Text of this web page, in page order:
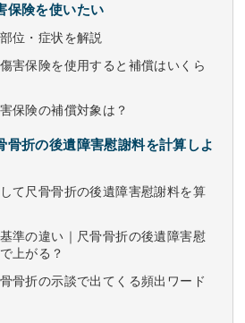
保険を使いたい
位・症状を解説
害保険を使用すると補償はいくら
保険の補償対象は？
骨折の後遺障害慰謝料を計算しよ
て尺骨骨折の後遺障害慰謝料を算
準の違い｜尺骨骨折の後遺障害慰
上がる？
骨折の示談で出てくる頻出ワード